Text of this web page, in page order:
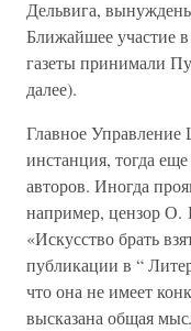
Дельвига,
Ближайшее участие
газеты принимали
далее).
Главное
инстанция, тогда
авторов. Иногда
например, цензор О.
«Искусство брать
публикации в “
что она не имеет
высказана общая